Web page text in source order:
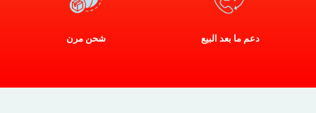
دعم ما بعد البيع شحن مرن